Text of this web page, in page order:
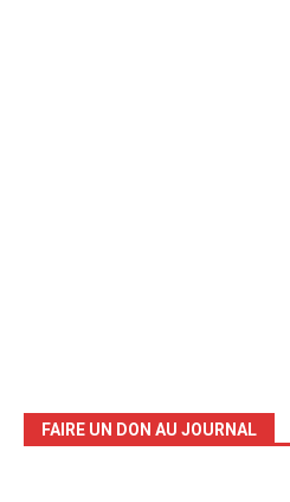
FAIRE UN DON AU JOURNAL